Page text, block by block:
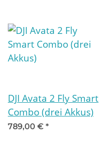
DJI Avata 2 Fly Smart
Combo (drei Akkus)
789,00 € *